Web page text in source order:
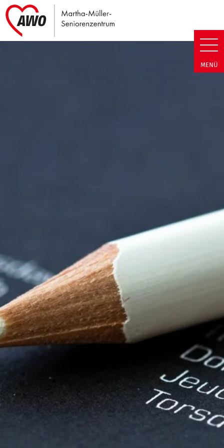
Martha-Müller-
MENÜ